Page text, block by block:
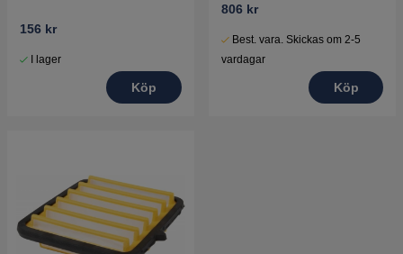
156 kr
I lager
Köp
806 kr
Best. vara. Skickas om 2-5
vardagar
Köp